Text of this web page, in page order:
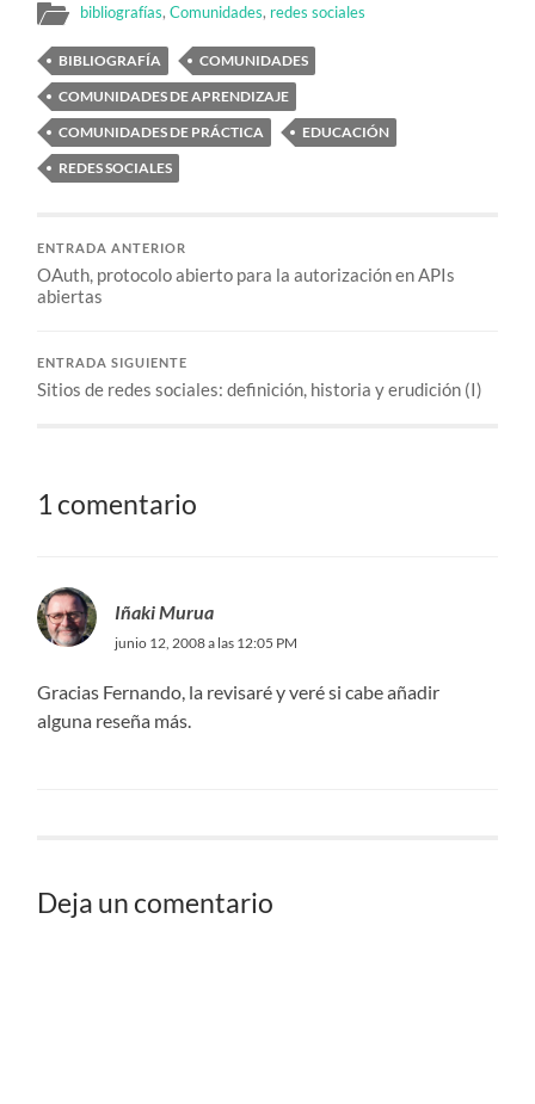
bibliografías,Comunidades, redes sociales
BIBLIOGRAFÍA
COMUNIDADES
COMUNIDADES DE APRENDIZAJE
COMUNIDADES DE PRÁCTICA
EDUCACIÓN
REDES SOCIALES
ENTRADA ANTERIOR
OAuth, protocolo abierto para la autorización en APIs
abiertas
ENTRADA SIGUIENTE
Sitios de redes sociales: definición, historia y erudición (I)
1 comentario
Iñaki Murua
junio 12, 2008 a las 12:05 PM
Gracias Fernando, la revisaré y veré si cabe añadir
alguna reseña más.
Deja un comentario